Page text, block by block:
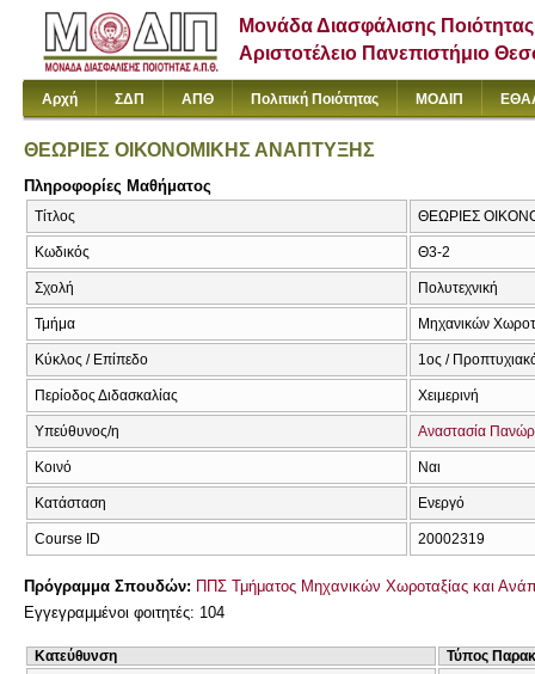
Μονάδα Διασφάλισης Ποιότητας
Αριστοτέλειο Πανεπιστήμιο
Αρχή ΣΔΠ ΑΠΘ Πολιτική Ποιότητας ΜΟΔΙΠ
ΘΕΩΡΙΕΣ ΟΙΚΟΝΟΜΙΚΗΣ ΑΝΑΠΤΥΞΗΣ
Πληροφορίες Μαθήματος
Τίτλος ΘΕΩΡΙΕΣ
Κωδικός Θ3-2
Σχολή Πολυτεχνική
Τμήμα Μηχανικών
Κύκλος / Επίπεδο 1ος /
Περίοδος Διδασκαλίας Χειμερινή
Υπεύθυνος/η Αναστασία
Κοινό Ναι
Κατάσταση Ενεργό
Course ID 20002319
Πρόγραμμα Σπουδών: ΠΠΣ Τμήματος Μηχανικών Χωροταξίας και
Εγγεγραμμένοι φοιτητές: 104
Κατεύθυνση
Τύπος